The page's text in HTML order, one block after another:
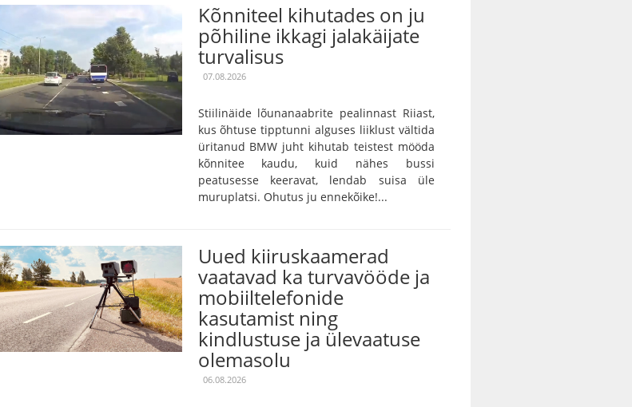
Kõnniteel kihutades on ju
põhiline ikkagi jalakäijate
turvalisus
07.08.2026
Stiilinäide lõunanaabrite pealinnast Riiast,
kus õhtuse tipptunni alguses liiklust vältida
üritanud BMW juht kihutab teistest mööda
kõnnitee kaudu, kuid nähes bussi
peatusesse keeravat, lendab suisa üle
muruplatsi. Ohutus ju ennekõike!...
Uued kiiruskaamerad
vaatavad ka turvavööde ja
mobiiltelefonide
kasutamist ning
kindlustuse ja ülevaatuse
olemasolu
06.08.2026